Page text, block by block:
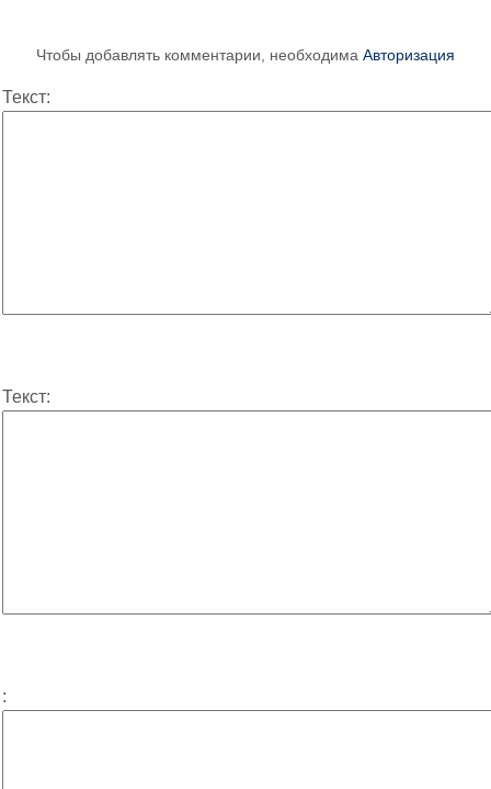
Чтобы добавлять комментарии, необходима Авторизация
Текст:
Текст:
: